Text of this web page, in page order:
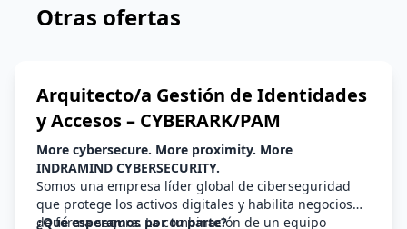
Otras ofertas
Arquitecto/a Gestión de Identidades
y Accesos – CYBERARK/PAM
More cybersecure. More proximity. More
INDRAMIND CYBERSECURITY.
Somos una empresa líder global de ciberseguridad
que protege los activos digitales y habilita negocios
de forma segura. La combinación de un equipo
¿Qué esperamos por tu parte?